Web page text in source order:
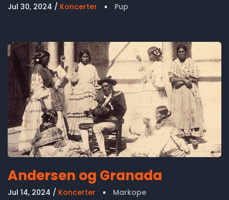
Jul 30, 2024 Koncerter Pup
Andersen og Granada
Jul 14, 2024 Koncerter Markope